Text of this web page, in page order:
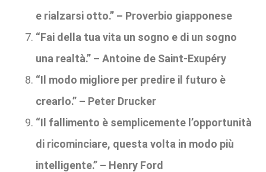
e rialzarsi otto.” – Proverbio giapponese
“Fai della tua vita un sogno e di un sogno
una realtà.” – Antoine de Saint-Exupéry
“Il modo migliore per predire il futuro è
crearlo.” – Peter Drucker
“Il fallimento è semplicemente l’opportunità
di ricominciare, questa volta in modo più
intelligente.” – Henry Ford